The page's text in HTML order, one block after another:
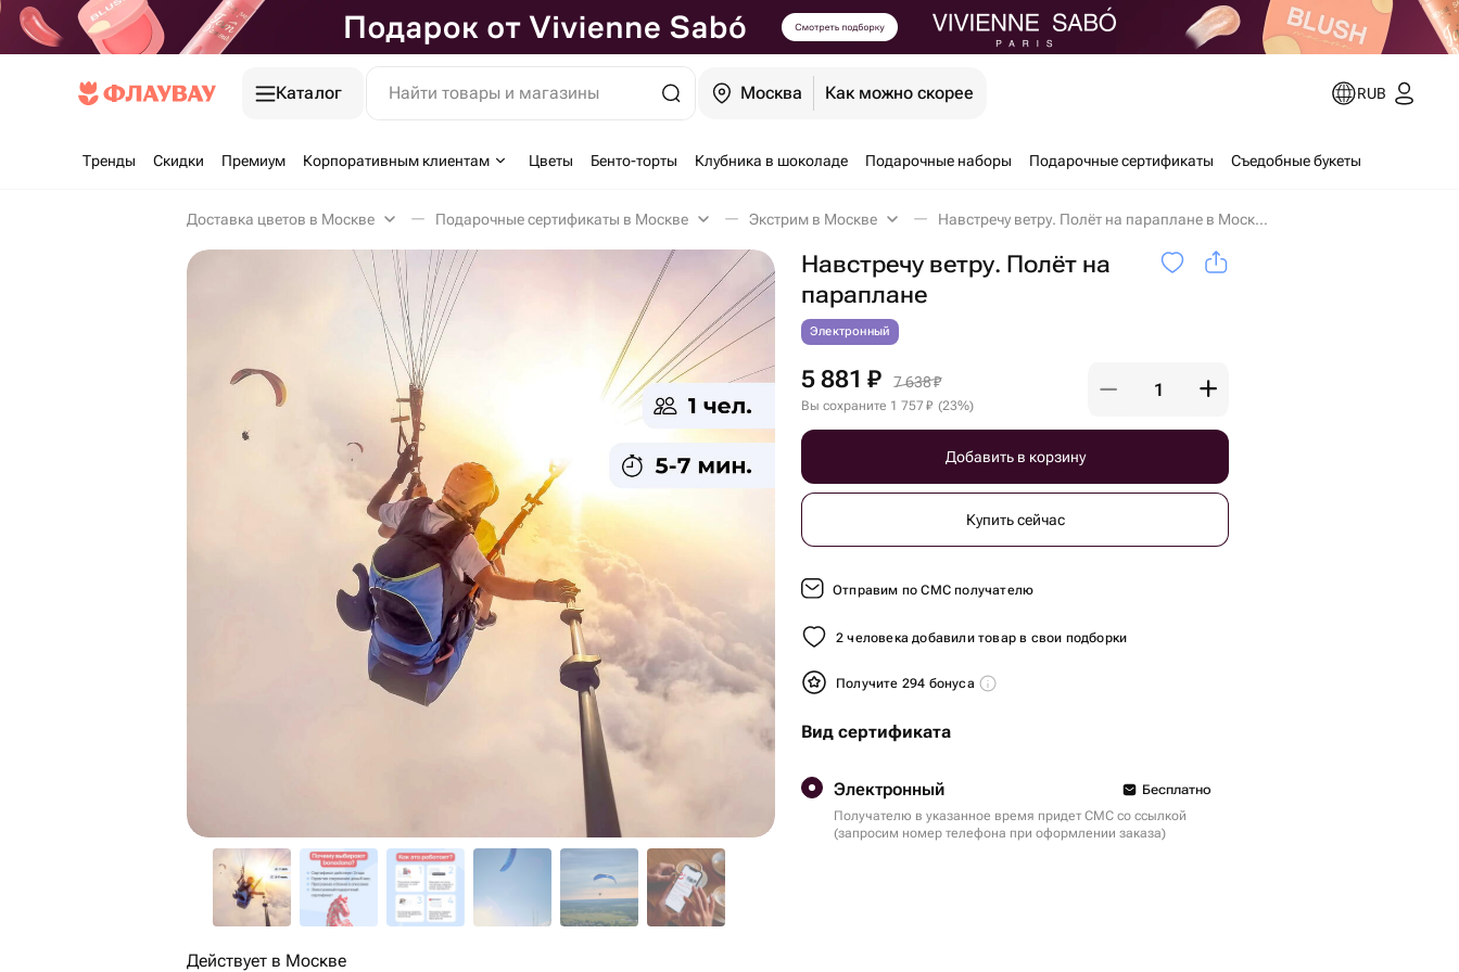
Каталог Найти товары и магазины Москва Как можно скорее RUB
Тренды Скидки Премиум Корпоративным клиентам Цветы Бенто-торты Клубника в шоколаде Подарочные наборы Подарочные сертификаты Съедобные букеты
Доставка цветов в Москве Подарочные сертификаты в Москве Экстрим в Москве Навстречу ветру. Полёт на параплане в Москве
Навстречу ветру. Полёт на
параплане
Электронный
5 881 ₽ 7 638₽
Вы сохраните 1 757 ₽ (23%)
Добавить в корзину
Купить сейчас
Отправим по СМС получателю
2 человека добавили товар в свои подборки
Получите 294 бонуса
Вид сертификата
Электронный
Бесплатно
Получателю в указанное время придет СМС со ссылкой
(запросим номер телефона при оформлении заказа)
Действует в Москве